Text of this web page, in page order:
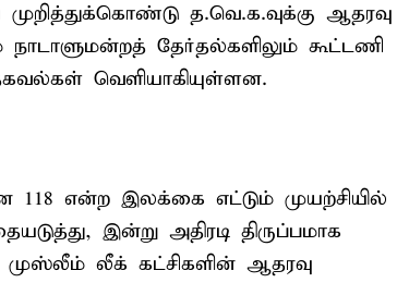
த.வெ.க.வுக்கு ஆதரவு
நாடாளுமன்றத் தேர்தல்களிலும் கூட்டணி
வெளியாகியுள்ளன.
என்ற இலக்கை எட்டும் முயற்சியில்
இன்று அதிரடி திருப்பமாக
முஸ்லீம் லீக் கட்சிகளின் ஆதரவு